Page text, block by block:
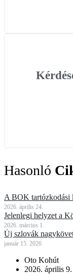
Hasonló
A BOK tartózkodási
2026. április 24.
Jelenlegi helyzet a
2026. március 1.
Új szlovák
január 15. 2026
Oto Kohút
2026. április 9.